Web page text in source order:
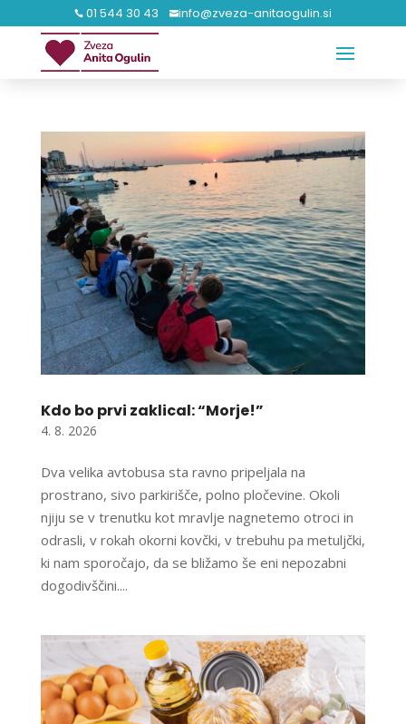
 01 544 30 43 info@zveza-anitaogulin.si
Kdo bo prvi zaklical: “Morje!”
4. 8. 2026
Dva velika avtobusa sta ravno pripeljala na
prostrano, sivo parkirišče, polno pločevine. Okoli
njiju se v trenutku kot mravlje nagnetemo otroci in
odrasli, v rokah okorni kovčki, v trebuhu pa metuljčki,
ki nam sporočajo, da se bližamo še eni nepozabni
dogodivščini....